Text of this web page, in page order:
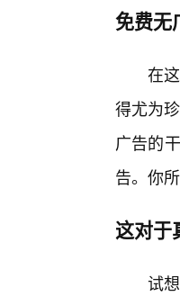
免费无
在
得尤为
广告的
告。你
这对于
试